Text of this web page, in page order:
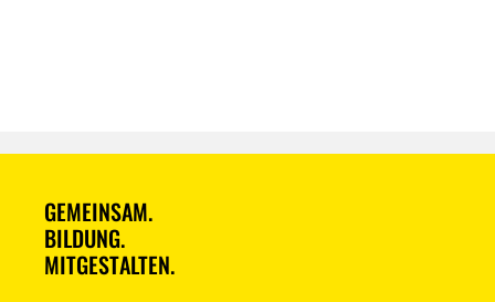
GEMEINSAM.
BILDUNG.
MITGESTALTEN.